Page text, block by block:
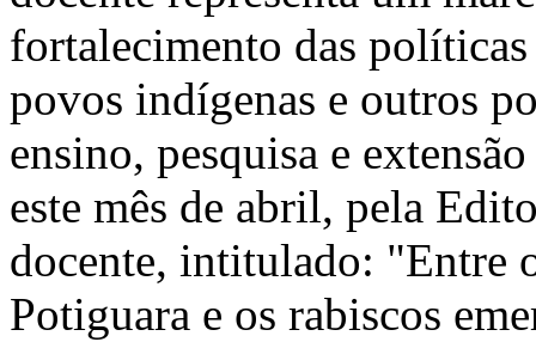
fortalecimento das
povos indígenas e outros
ensino, pesquisa e
este mês de abril, pela
docente, intitulado: "Entre
Potiguara e os rabiscos